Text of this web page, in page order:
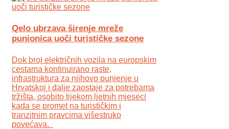
Qelo ubrzava širenje mreže
punionica uoči turističke sezone
Dok broj električnih vozila na europskim
cestama kontinuirano raste,
infrastruktura za njihovo punjenje u
Hrvatskoj i dalje zaostaje za potrebama
tržišta, osobito tijekom ljetnih mjeseci
kada se promet na turističkim i
tranzitnim pravcima višestruko
povećava.